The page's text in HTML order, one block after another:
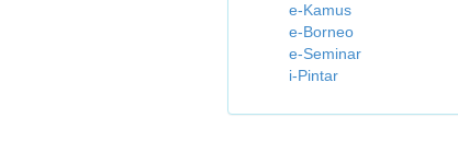
e-Kamus
e-Borneo
e-Seminar
i-Pintar